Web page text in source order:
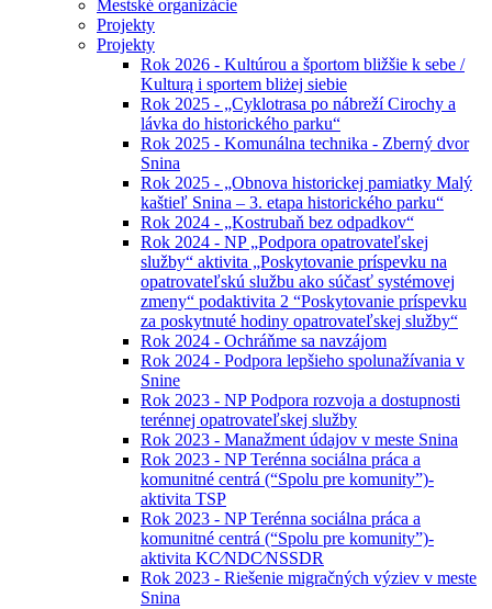
Mestské organizácie
Projekty
Projekty
Rok 2026 - Kultúrou a športom bližšie k sebe /
Kulturą i sportem bliżej siebie
Rok 2025 - „Cyklotrasa po nábreží Cirochy a
lávka do historického parku“
Rok 2025 - Komunálna technika - Zberný dvor
Snina
Rok 2025 - „Obnova historickej pamiatky Malý
kaštieľ Snina – 3. etapa historického parku“
Rok 2024 - „Kostrubaň bez odpadkov“
Rok 2024 - NP „Podpora opatrovateľskej
služby“ aktivita „Poskytovanie príspevku na
opatrovateľskú službu ako súčasť systémovej
zmeny“ podaktivita 2 “Poskytovanie príspevku
za poskytnuté hodiny opatrovateľskej služby“
Rok 2024 - Ochráňme sa navzájom
Rok 2024 - Podpora lepšieho spolunažívania v
Snine
Rok 2023 - NP Podpora rozvoja a dostupnosti
terénnej opatrovateľskej služby
Rok 2023 - Manažment údajov v meste Snina
Rok 2023 - NP Terénna sociálna práca a
komunitné centrá (“Spolu pre komunity”)-
aktivita TSP
Rok 2023 - NP Terénna sociálna práca a
komunitné centrá (“Spolu pre komunity”)-
aktivita KC⁄NDC⁄NSSDR
Rok 2023 - Riešenie migračných výziev v meste
Snina